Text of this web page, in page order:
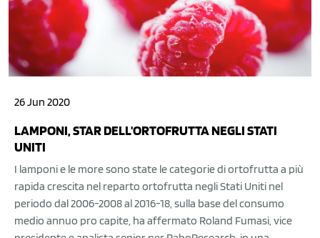
26 Jun 2020
LAMPONI, STAR DELL'ORTOFRUTTA NEGLI STATI
UNITI
I lamponi e le more sono state le categorie di ortofrutta a più
rapida crescita nel reparto ortofrutta negli Stati Uniti nel
periodo dal 2006-2008 al 2016-18, sulla base del consumo
medio annuo pro capite, ha affermato Roland Fumasi, vice